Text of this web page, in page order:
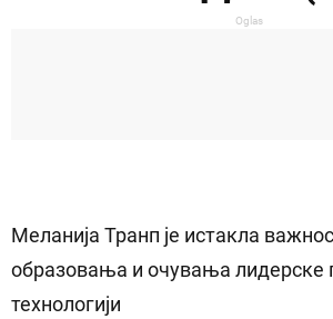
Oglas
Меланија Транп је истакла
образовања и очувања лидерске
технологији